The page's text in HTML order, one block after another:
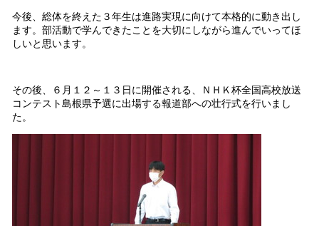
今後、総体を終えた３年生は進路実現に向けて本格的に動き出し
ます。部活動で学んできたことを大切にしながら進んでいってほ
しいと思います。
その後、６月１２～１３日に開催される、ＮＨＫ杯全国高校放送
コンテスト島根県予選に出場する報道部への壮行式を行いまし
た。